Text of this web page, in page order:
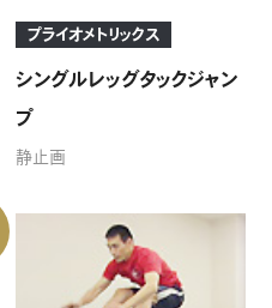
プライオメトリックス
シングルレッグタックジャン
プ
静止画